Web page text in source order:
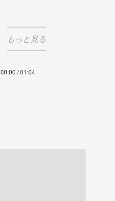
もっと見る
00:00 / 01:04